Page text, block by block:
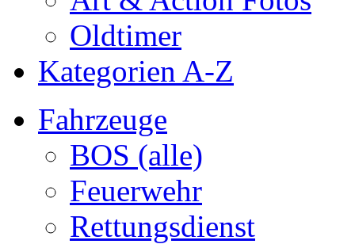
Oldtimer
Kategorien A-Z
Fahrzeuge
BOS (alle)
Feuerwehr
Rettungsdienst